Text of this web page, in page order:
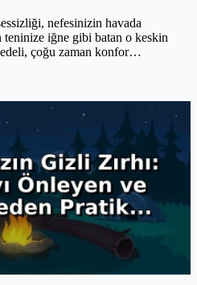
nefesinizin havada
teninize iğne gibi batan o keskin
çoğu zaman konfor